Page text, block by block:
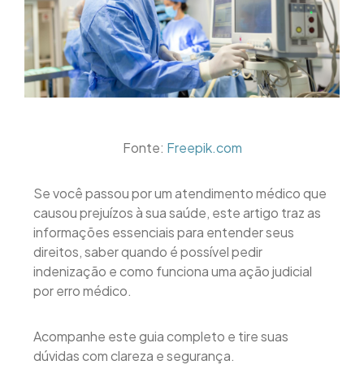
Fonte: Freepik.com
Se você passou por um atendimento médico que
causou prejuízos à sua saúde, este artigo traz as
informações essenciais para entender seus
direitos, saber quando é possível pedir
indenização e como funciona uma ação judicial
por erro médico.
Acompanhe este guia completo e tire suas
dúvidas com clareza e segurança.